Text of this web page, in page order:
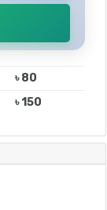
৳ 80
৳ 150